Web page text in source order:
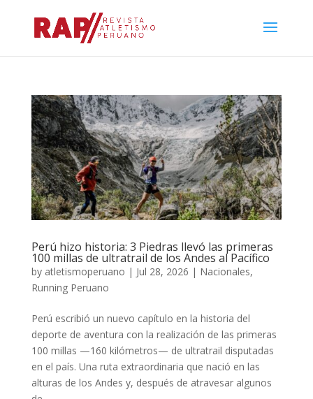
Perú hizo historia: 3 Piedras llevó las primeras
100 millas de ultratrail de los Andes al Pacífico
by atletismoperuano | Jul 28, 2026 | Nacionales,
Running Peruano
Perú escribió un nuevo capítulo en la historia del
deporte de aventura con la realización de las primeras
100 millas —160 kilómetros— de ultratrail disputadas
en el país. Una ruta extraordinaria que nació en las
alturas de los Andes y, después de atravesar algunos